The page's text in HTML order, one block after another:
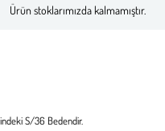
Ürün stoklarımızda kalmamıştır.
S/36 Bedendir.